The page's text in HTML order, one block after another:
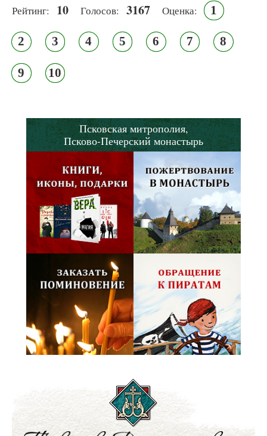
Рейтинг: 10 Голосов: 3167 Оценка: 1
2 3 4 5 6 7 8
9 10
Псковская митрополия,
Псково-Печерский монастырь